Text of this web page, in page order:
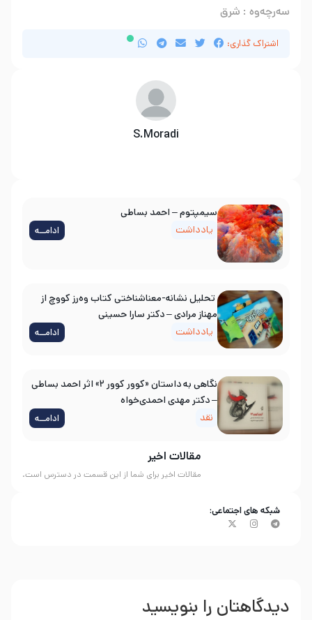
سەرچەوە : شرق
اشتراک گذاری:
S.Moradi
مقالات اخیر
مقالات اخیر برای شما از این قسمت در دسترس است.
سیمپتوم – احمد بساطی
یادداشت
ادامــه
تحلیل نشانه-معناشناختی کتاب وه‌رز کووچ از
مهناز مرادی – دکتر سارا حسینی
یادداشت
ادامــه
نگاهی به داستان «کوور کوور ۲» اثر احمد بساطی
– دکتر مهدی احمدی‌خواه
نقد
ادامــه
شبکه های اجتماعی:
دیدگاهتان را بنویسید